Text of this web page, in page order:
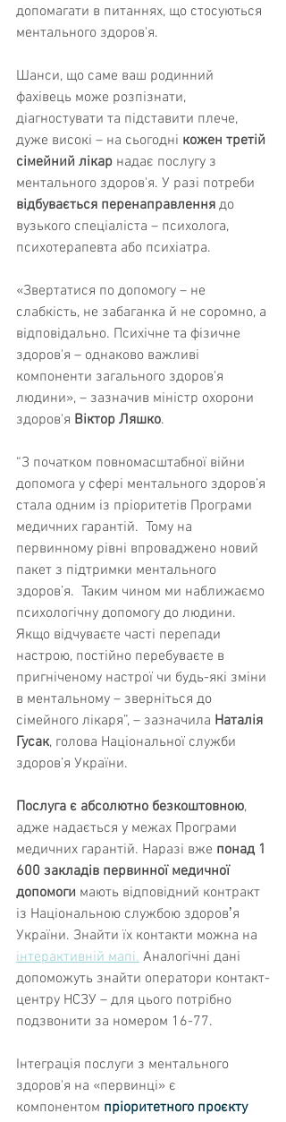
допомагати в питаннях, що стосуються
ментального здоров'я.
Шанси, що саме ваш родинний
фахівець може розпізнати,
діагностувати та підставити плече,
дуже високі – на сьогодні кожен третій
сімейний лікар надає послугу з
ментального здоров'я. У разі потреби
відбувається перенаправлення до
вузького спеціаліста – психолога,
психотерапевта або психіатра.
«Звертатися по допомогу – не
слабкість, не забаганка й не соромно, а
відповідально. Психічне та фізичне
здоров'я – однаково важливі
компоненти загального здоров'я
людини», – зазначив міністр охорони
здоров'я Віктор Ляшко.
“З початком повномасштабної війни
допомога у сфері ментального здоров’я
стала одним із пріоритетів Програми
медичних гарантій.  Тому на
первинному рівні впроваджено новий
пакет з підтримки ментального
здоров’я.  Таким чином ми наближаємо
психологічну допомогу до людини.
Якщо відчуваєте часті перепади
настрою, постійно перебуваєте в
пригніченому настрої чи будь-які зміни
в ментальному – зверніться до
сімейного лікаря”, – зазначила Наталія
Гусак, голова Національної служби
здоров’я України.
Послуга є абсолютно безкоштовною,
адже надається у межах Програми
медичних гарантій. Наразі вже понад 1
600 закладів первинної медичної
допомоги мають відповідний контракт
із Національною службою здоровʼя
України. Знайти їх контакти можна на
інтерактивній мапі. Аналогічні дані
допоможуть знайти оператори контакт-
центру НСЗУ – для цього потрібно
подзвонити за номером 16-77.
Інтеграція послуги з ментального
здоров'я на «первинці» є
компонентом пріоритетного проєкту